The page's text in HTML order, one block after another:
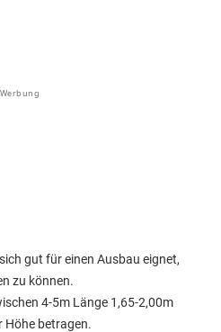
Werbung
gut für einen Ausbau eignet,
zu können.
4-5m Länge 1,65-2,00m
Höhe betragen.